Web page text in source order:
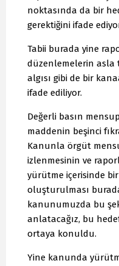
noktasında da bir
gerektiğini ifade
Tabii burada yine
düzenlemelerin asla
algısı gibi de bir
ifade ediliyor.
Değerli basın
maddenin beşinci
Kanunla örgüt
izlenmesinin ve
yürütme içerisinde
oluşturulması
kanunumuzda bu
anlatacağız, bu
ortaya konuldu.
Yine kanunda